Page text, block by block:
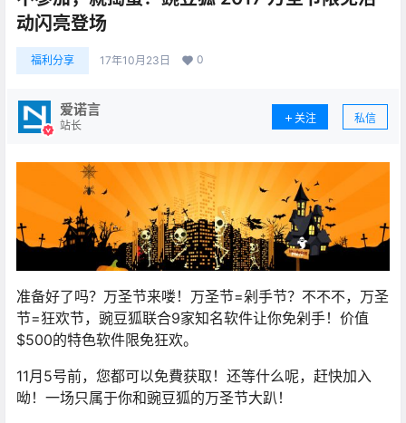
动闪亮登场
福利分享 17年10月23日 0
爱诺言
站长
关注 私信
准备好了吗？万圣节来喽！万圣节=剁手节？不不不，万圣
节=狂欢节，豌豆狐联合9家知名软件让你免剁手！价值
$500的特色软件限免狂欢。
11月5号前，您都可以免費获取！还等什么呢，赶快加入
呦！一场只属于你和豌豆狐的万圣节大趴！